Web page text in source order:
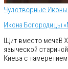
Чудотворные
Икона Богородицы
Щит вместо мечаВ
языческой
Киева с намерением